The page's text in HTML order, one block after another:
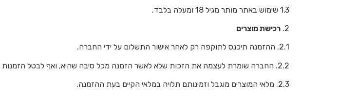
1.3 שימוש באתר מותר מגיל 18 ומעלה בלבד.
2. רכישת מוצרים
2.1. ההזמנה תיכנס לתוקפה רק לאחר אישור התשלום על ידי החברה.
2.2. החברה שומרת לעצמה את הזכות שלא לאשר הזמנה מכל סיבה שהיא, ואף לבטל הזמנות שלא עומדות בתנאים שנקבעו, עד לקבלת אישור סופי.
2.3. מלאי המוצרים מוגבל וזמינותם תלויה במלאי הקיים בעת ההזמנה.